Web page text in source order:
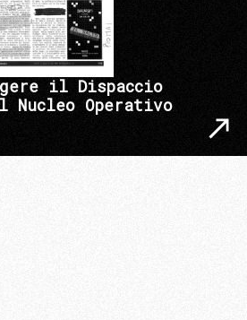
il Dispaccio
Nucleo Operativo